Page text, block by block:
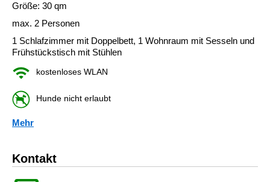
Größe: 30 qm
max. 2 Personen
1 Schlafzimmer mit Doppelbett, 1 Wohnraum mit Sesseln und
Frühstückstisch mit Stühlen
kostenloses WLAN
Hunde nicht erlaubt
Mehr
Kontakt